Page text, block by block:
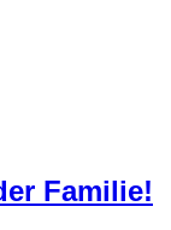
Familie!